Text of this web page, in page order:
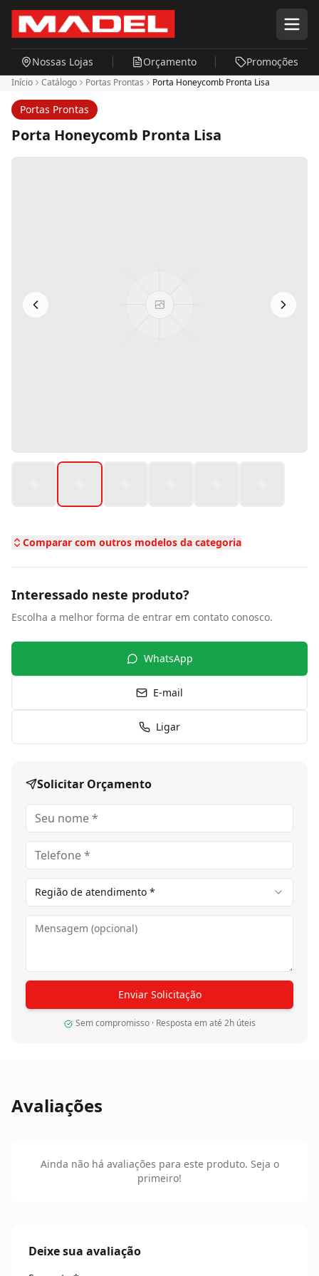
Pular para o conteúdo principal
Nossas Lojas Orçamento Promoções
Início Catálogo Portas Prontas Porta Honeycomb Pronta Lisa
Portas Prontas
Porta Honeycomb Pronta Lisa
Comparar com outros modelos da categoria
Interessado neste produto?
Escolha a melhor forma de entrar em contato conosco.
WhatsApp
E-mail
Ligar
Solicitar Orçamento
Região de atendimento *
Enviar Solicitação
Sem compromisso · Resposta em até 2h úteis
Avaliações
Ainda não há avaliações para este produto. Seja o
primeiro!
Deixe sua avaliação